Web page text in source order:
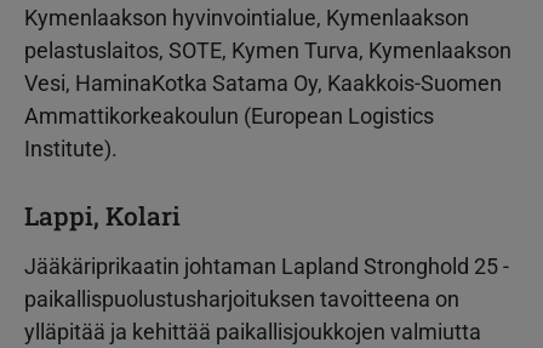
Kymenlaakson hyvinvointialue, Kymenlaakson
pelastuslaitos, SOTE, Kymen Turva, Kymenlaakson
Vesi, HaminaKotka Satama Oy, Kaakkois-Suomen
Ammattikorkeakoulun (European Logistics
Institute).
Lappi, Kolari
Jääkäriprikaatin johtaman Lapland Stronghold 25 -
paikallispuolustusharjoituksen tavoitteena on
ylläpitää ja kehittää paikallisjoukkojen valmiutta